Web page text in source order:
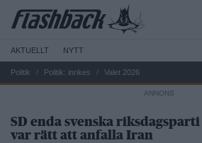
AKTUELLT NYTT
Politik Politik: inrikes Valet 2026
SD enda svenska
var rätt att anfalla Iran